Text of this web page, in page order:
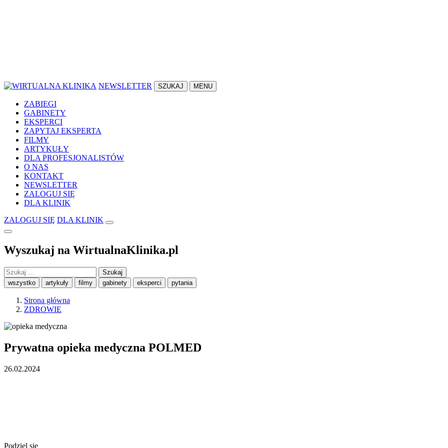
NEWSLETTER SZUKAJ MENU
ZABIEGI
GABINETY
EKSPERCI
ZAPYTAJ EKSPERTA
FILMY
ARTYKUŁY
DLA PROFESJONALISTÓW
O NAS
KONTAKT
NEWSLETTER
ZALOGUJ SIĘ
DLA KLINIK
ZALOGUJ SIĘ DLA KLINIK
Wyszukaj na WirtualnaKlinika.pl
Szukaj:
wszystko artykuły filmy gabinety eksperci pytania
Strona główna
ZDROWIE
Prywatna opieka medyczna POLMED
26.02.2024
Podziel się